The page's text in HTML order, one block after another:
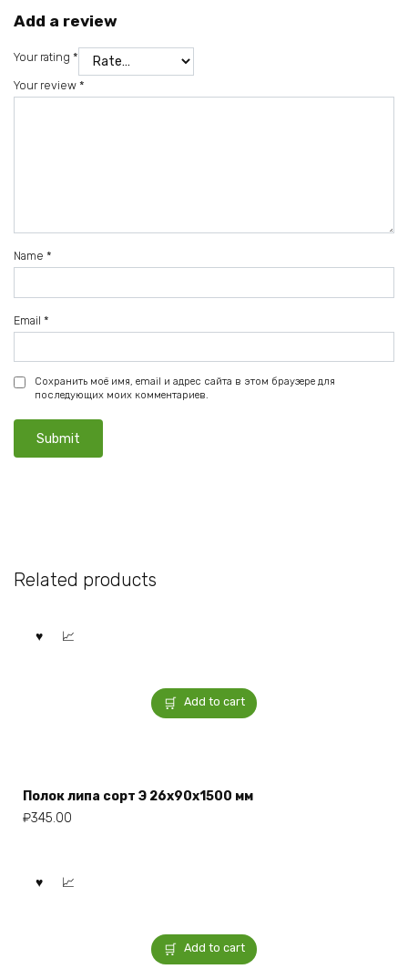
Add a review
Your rating *
Your review *
Name *
Email *
Сохранить моё имя, email и адрес сайта в этом браузере для
последующих моих комментариев.
Related products
Add to cart
Полок липа сорт Э 26x90x1500 мм
₽345.00
Add to cart